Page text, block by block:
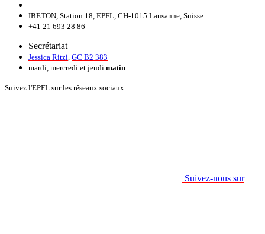
IBETON, Station 18, EPFL, CH-1015 Lausanne, Suisse
+41 21 693 28 86
Secrétariat
Jessica Ritzi GC B2 383
mardi, mercredi et jeudi matin
Suivez l'EPFL sur les réseaux sociaux
Suivez-nous sur